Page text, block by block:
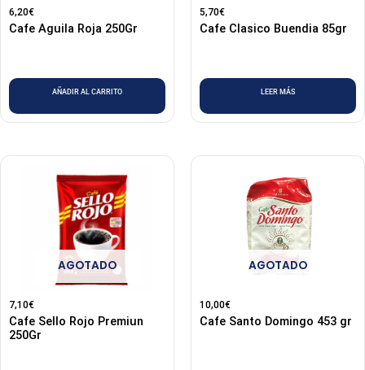
6,20€
Cafe Aguila Roja 250Gr
AÑADIR AL CARRITO
5,70€
Cafe Clasico Buendia 85gr
LEER MÁS
AGOTADO
7,10€
Cafe Sello Rojo Premiun
250Gr
AGOTADO
10,00€
Cafe Santo Domingo 453 gr